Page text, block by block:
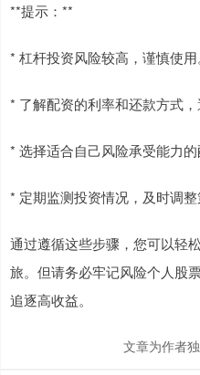
**提示：**
* 杠杆投资风险较高，谨慎使用
* 了解配资的利率和还款方式，
* 选择适合自己风险承受能力的
* 定期监测投资情况，及时调整
通过遵循这些步骤，您可以轻
旅。但请务必牢记风险个人股
追逐高收益。
文章为作者